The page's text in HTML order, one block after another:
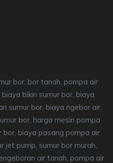
bor, bor tanah, pompa air
bikin sumur bor, biaya
sumur bor, biaya ngebor air,
bor, harga mesin pompa
bor, biaya pasang pompa air
jet pump, sumur bor murah,
air tanah, pompa air